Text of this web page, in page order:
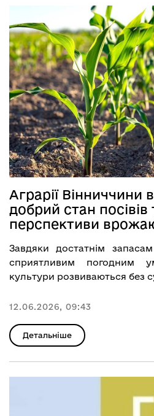
Аграрії Вінниччини
добрий стан посівів
перспективи
Завдяки достатнім
сприятливим погодним
культури розвиваються без
12.06.2026, 09:43
Детальніше